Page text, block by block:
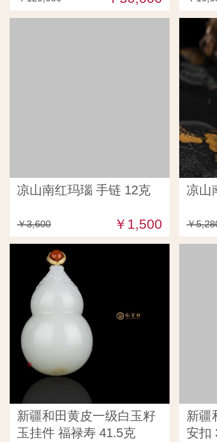
凉山南红玛瑙 手链 12克
￥3,600 ￥1,500
凉山
￥
新疆和田黄皮一级白玉籽
玉挂件 福禄寿 41.5克
新疆
安扣